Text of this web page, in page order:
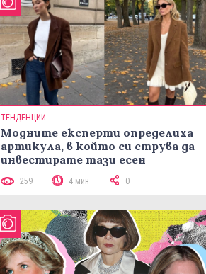
ТЕНДЕНЦИИ
Модните експерти определиха
артикула, в който си струва да
инвестирате тази есен
259 4 мин 0